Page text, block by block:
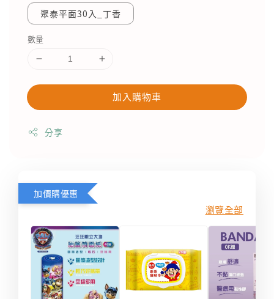
聚泰平面30入_丁香
數量
加入購物車
分享
加價購優惠
瀏覽全部